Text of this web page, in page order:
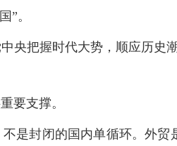
”。
央把握时代大势，顺应历
要支撑。
是封闭的国内单循环。外